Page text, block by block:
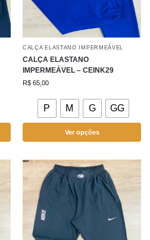
CALÇA ELASTANO IMPERMEÁVEL
CALÇA ELASTANO
IMPERMEÁVEL – CEINK29
R$ 65,00
P M G GG
Ver opções